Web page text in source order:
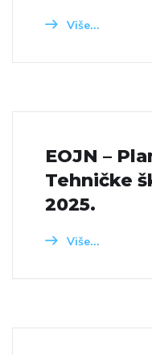
Više...
EOJN –
Tehničke
2025.
Više...